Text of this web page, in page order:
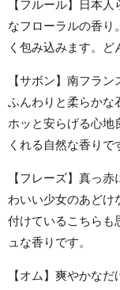
【フルール】日本
なフローラルの香り
く包み込みます。ど
【サボン】南フラ
ふんわりと柔らかな
ホッと安らげる心地
くれる自然な香りで
【フレーズ】真っ
わいい少女のあどけ
付けているこちらも
ュな香りです。
【オム】爽やかな